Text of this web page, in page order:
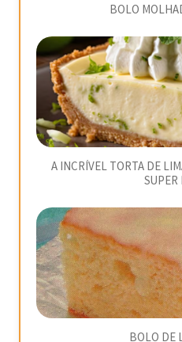
BOLO
A INCRÍVEL TORTA DE
SUPER
BOLO DE